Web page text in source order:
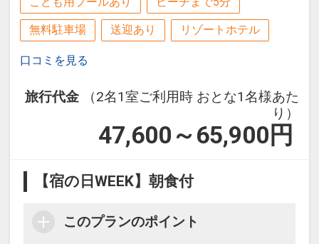
無料駐車場 送迎あり リゾートホテル
口コミを見る
旅行代金
（2名1室ご利用時 おとな1名様あた
り）
47,600～65,900 円
【宿の日WEEK】朝食付
このプランのポイント